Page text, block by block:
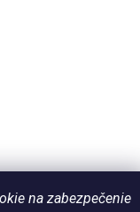
na zabezpečenie